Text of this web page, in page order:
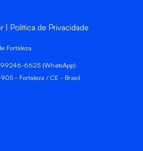
Política de Privacidade
Fortaleza
6625 (WhatsApp)
- Fortaleza / CE - Brasil